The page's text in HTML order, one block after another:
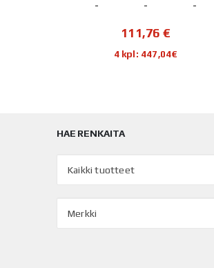
- - -
111,76 €
4 kpl: 447,04€
HAE RENKAITA
Kaikki tuotteet
Merkki